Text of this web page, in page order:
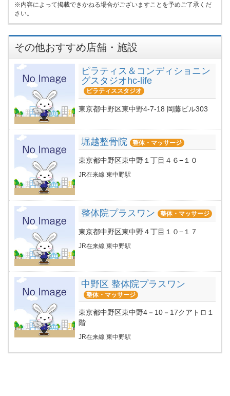
内容によって掲載できかねる場合がございますことを予めご了承くだ
さい。
その他おすすめ店舗・施設
ピラティス＆コンディショニン
グスタジオhc-life
ピラティススタジオ
東京都中野区東中野4-7-18 岡藤ビル303
堀越整骨院 整体・マッサージ
東京都中野区東中野１丁目４６−１０
JR在来線 東中野駅
整体院プラスワン 整体・マッサージ
東京都中野区東中野４丁目１０−１７
JR在来線 東中野駅
中野区 整体院プラスワン
整体・マッサージ
東京都中野区東中野4－10－17クアトロ１
階
JR在来線 東中野駅